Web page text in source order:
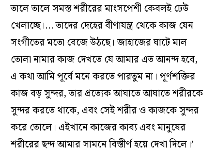
তালে তালে সমস্ত শরীরের মাংসপেশী কেবলই ঢেউ
খেলাচ্ছে।… তাদের দেহের বীণাযন্ত্র থেকে কাজ যেন
সংগীতের মতো বেজে উঠছে। জাহাজের ঘাটে মাল
তোলা নামার কাজ দেখতে যে আমার এত আনন্দ হবে,
এ কথা আমি পূর্বে মনে করতে পারতুম না। পূর্ণশক্তির
কাজ বড় সুন্দর, তার প্রত্যেক আঘাতে আঘাতে শরীরকে
সুন্দর করতে থাকে, এবং সেই শরীর ও কাজকে সুন্দর
করে তোলে। এইখানে কাজের কাব্য এবং মানুষের
শরীরের ছন্দ আমার সামনে বিস্তীর্ণ হয়ে দেখা দিলে।’